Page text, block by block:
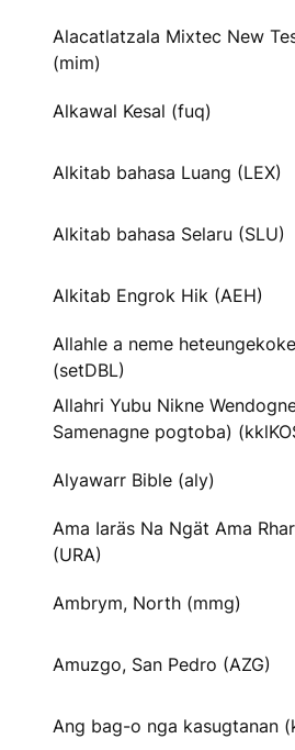
Alacatlatzala Mixtec New
(mim)
Alkawal Kesal (fuq)
Alkitab bahasa Luang (LEX)
Alkitab bahasa Selaru (SLU)
Alkitab Engrok Hik (AEH)
Allahle a neme
(setDBL)
Allahri Yubu Nikne
Samenagne pogtoba)
Alyawarr Bible (aly)
Ama Iaräs Na Ngät Ama
(URA)
Ambrym, North (mmg)
Amuzgo, San Pedro (AZG)
Ang bag-o nga kasugtanan